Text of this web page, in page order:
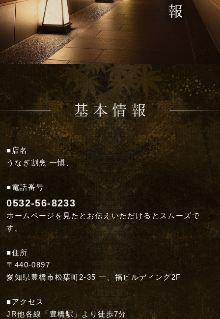
■店名
うなぎ割烹 一愼、
■電話番号
0532-56-8233
ホームページを見たとお伝えいただけるとスムーズで
す。
■住所
〒440-0897
愛知県豊橋市松葉町2-35 一、福ビルディング2F
■アクセス
JR他各線「豊橋駅」より徒歩7分